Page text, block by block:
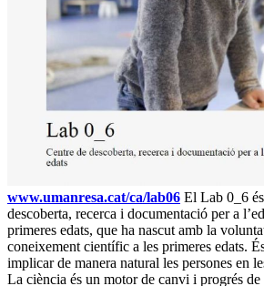
www.umanresa.cat/ca/lab06 El Lab 0_6
descoberta, recerca i documentació per a
primeres edats, que ha nascut amb la
coneixement científic a les primeres edats.
implicar de manera natural les persones en
La ciència és un motor de canvi i progrés de